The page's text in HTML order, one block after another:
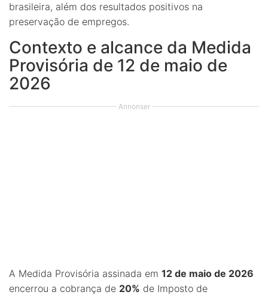
brasileira, além dos resultados positivos na
preservação de empregos.
Contexto e alcance da Medida
Provisória de 12 de maio de
2026
Annonser
A Medida Provisória assinada em 12 de maio de 2026
encerrou a cobrança de 20% de Imposto de